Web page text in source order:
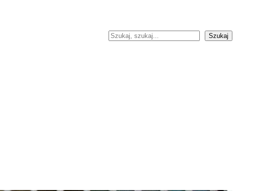
Szukaj Szukaj